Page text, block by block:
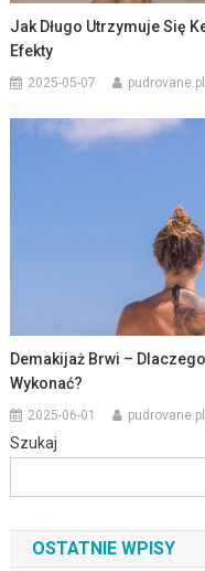
Jak Długo Utrzymuje Się
Efekty
2025-05-07 pudrovane.pl
Demakijaż Brwi –
Wykonać?
2025-06-01 pudrovane.pl
Szukaj
OSTATNIE WPISY